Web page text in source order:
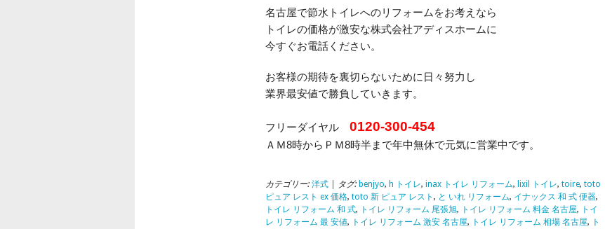
名古屋で節水トイレへのリフォームをお考えなら
トイレの価格が激安な株式会社アディスホームに
今すぐお電話ください。
お客様の期待を裏切らないために日々努力し
業界最安値で勝負していきます。
フリーダイヤル 0120-300-454
ＡＭ8時からＰＭ8時半まで年中無休で元気に営業中です。
カテゴリー: 洋式| タグ: benjyo, h トイレ, inax トイレ リフォーム, lixil トイレ, toire, toto
ピュア レスト ex 価格, toto 新 ピュア レスト , と いれ リフォーム, イナックス 和 式 便器,
トイレ リフォーム 和 式, トイレ リフォーム 尾張旭, トイレ リフォーム 料金 名古屋, トイ
レ リフォーム 最 安値, トイレ リフォーム 激安 名古屋, トイレ リフォーム 相場 名古屋, ト